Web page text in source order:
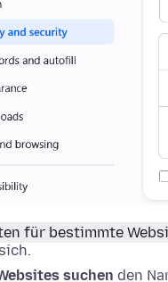
für bestimmte
suchen den